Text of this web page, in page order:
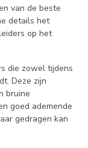
van de beste
details het
op het
die zowel tijdens
Deze zijn
bruine
goed ademende
gedragen kan